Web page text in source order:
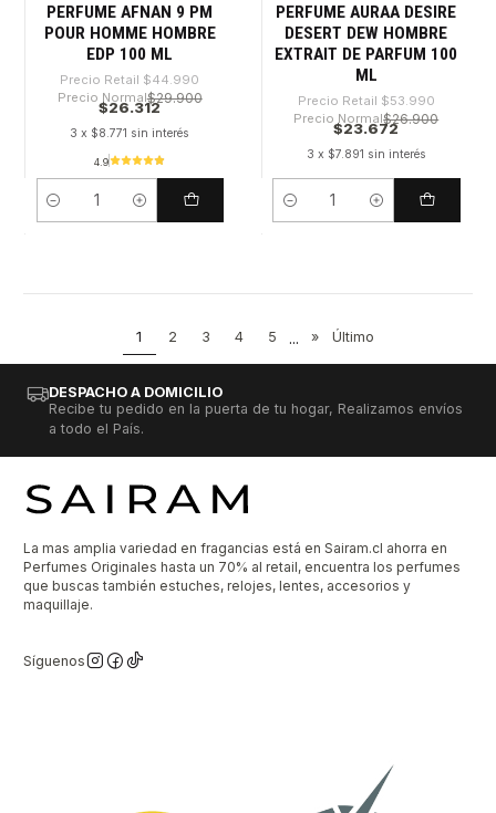
PERFUME AFNAN 9 PM
POUR HOMME HOMBRE
EDP 100 ML
Precio Retail $44.990
Precio Normal$29.900
$26.312
3 x $8.771 sin interés
4.9
Cantidad
PERFUME AURAA DESIRE
DESERT DEW HOMBRE
EXTRAIT DE PARFUM 100
ML
Precio Retail $53.990
Precio Normal$26.900
$23.672
3 x $7.891 sin interés
Cantidad
1 2 3 4 5 ... » Último
DESPACHO A DOMICILIO
Recibe tu pedido en la puerta de tu hogar, Realizamos envíos
a todo el País.
La mas amplia variedad en fragancias está en Sairam.cl ahorra en
Perfumes Originales hasta un 70% al retail, encuentra los perfumes
que buscas también estuches, relojes, lentes, accesorios y
maquillaje.
Síguenos